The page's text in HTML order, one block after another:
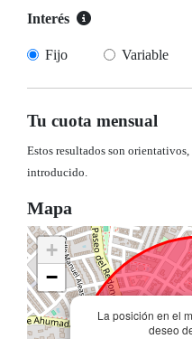
Interés
Fijo Variable
Tu cuota mensual
Estos resultados son
introducido.
Mapa
La posición en el
deseo
+
−